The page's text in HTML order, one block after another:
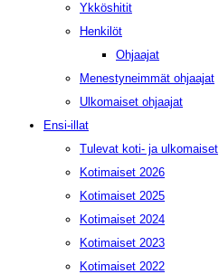
Ykköshitit
Henkilöt
Ohjaajat
Menestyneimmät ohjaajat
Ulkomaiset ohjaajat
Ensi-illat
Tulevat koti- ja ulkomaiset
Kotimaiset 2026
Kotimaiset 2025
Kotimaiset 2024
Kotimaiset 2023
Kotimaiset 2022